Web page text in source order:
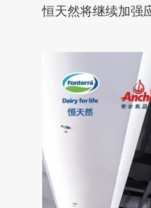
恒天然将继续加强